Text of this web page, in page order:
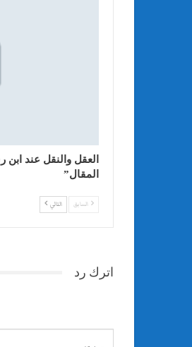
العقل والنقل عند
المقال”
السابق التالي
اترك رد